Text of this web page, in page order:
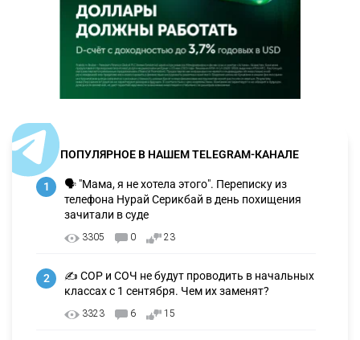
ПОПУЛЯРНОЕ В НАШЕМ TELEGRAM-КАНАЛЕ
1
🗣 "Мама, я не хотела этого". Переписку из
телефона Нурай Серикбай в день похищения
зачитали в суде
3305 0 23
2
✍️ СОР и СОЧ не будут проводить в начальных
классах с 1 сентября. Чем их заменят?
3323 6 15